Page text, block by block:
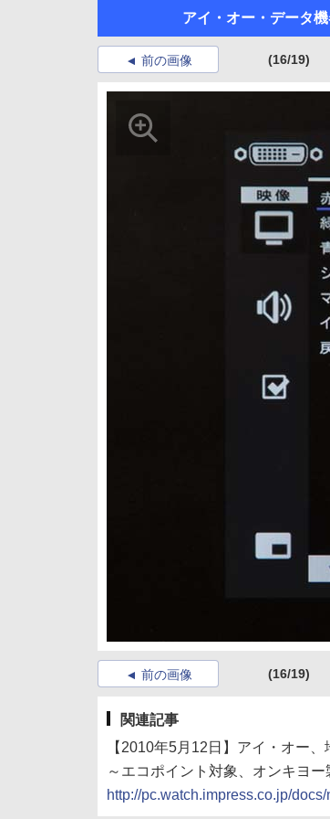
アイ・オー・データ
前の画像 (16/19)
前の画像 (16/19)
関連記事
【2010年5月12日】アイ・オー
～エコポイント対象、オンキヨ
http://pc.watch.impress.co.jp/